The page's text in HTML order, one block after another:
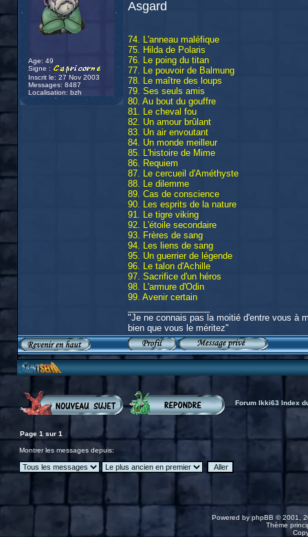
Age: 49
Signe :
Inscrit le: 27 Nov 2003
Messages: 8487
Localisation: bzh
Asgard
74. L'anneau maléfique
75. Hilda de Polaris
76. Le poing du titan
77. Le pouvoir de Balmung
78. Le maître des loups
79. Ses seuls amis
80. Au bout du gouffre
81. Le cheval fou
82. Un amour brûlant
83. Un air envoutant
84. Un monde meilleur
85. L'histoire de Mime
86. Requiem
87. Le cercueil d'Améthyste
88. Le dilemme
89. Cas de conscience
90. Les esprits de la nature
91. Le tigre viking
92. L'étoile secondaire
93. Frères de sang
94. Les liens de sang
95. Un guerrier de légende
96. Le talon d'Achille
97. Sacrifice d'un héros
98. L'armure d'Odin
99. Avenir certain
"Je ne connais pas la moitié d'entre vous à
bien que vous le méritez"
Forum Ikki63 Index
Page 1 sur 1
Montrer les messages depuis:
Powered by phpBB © 2001,
Thème